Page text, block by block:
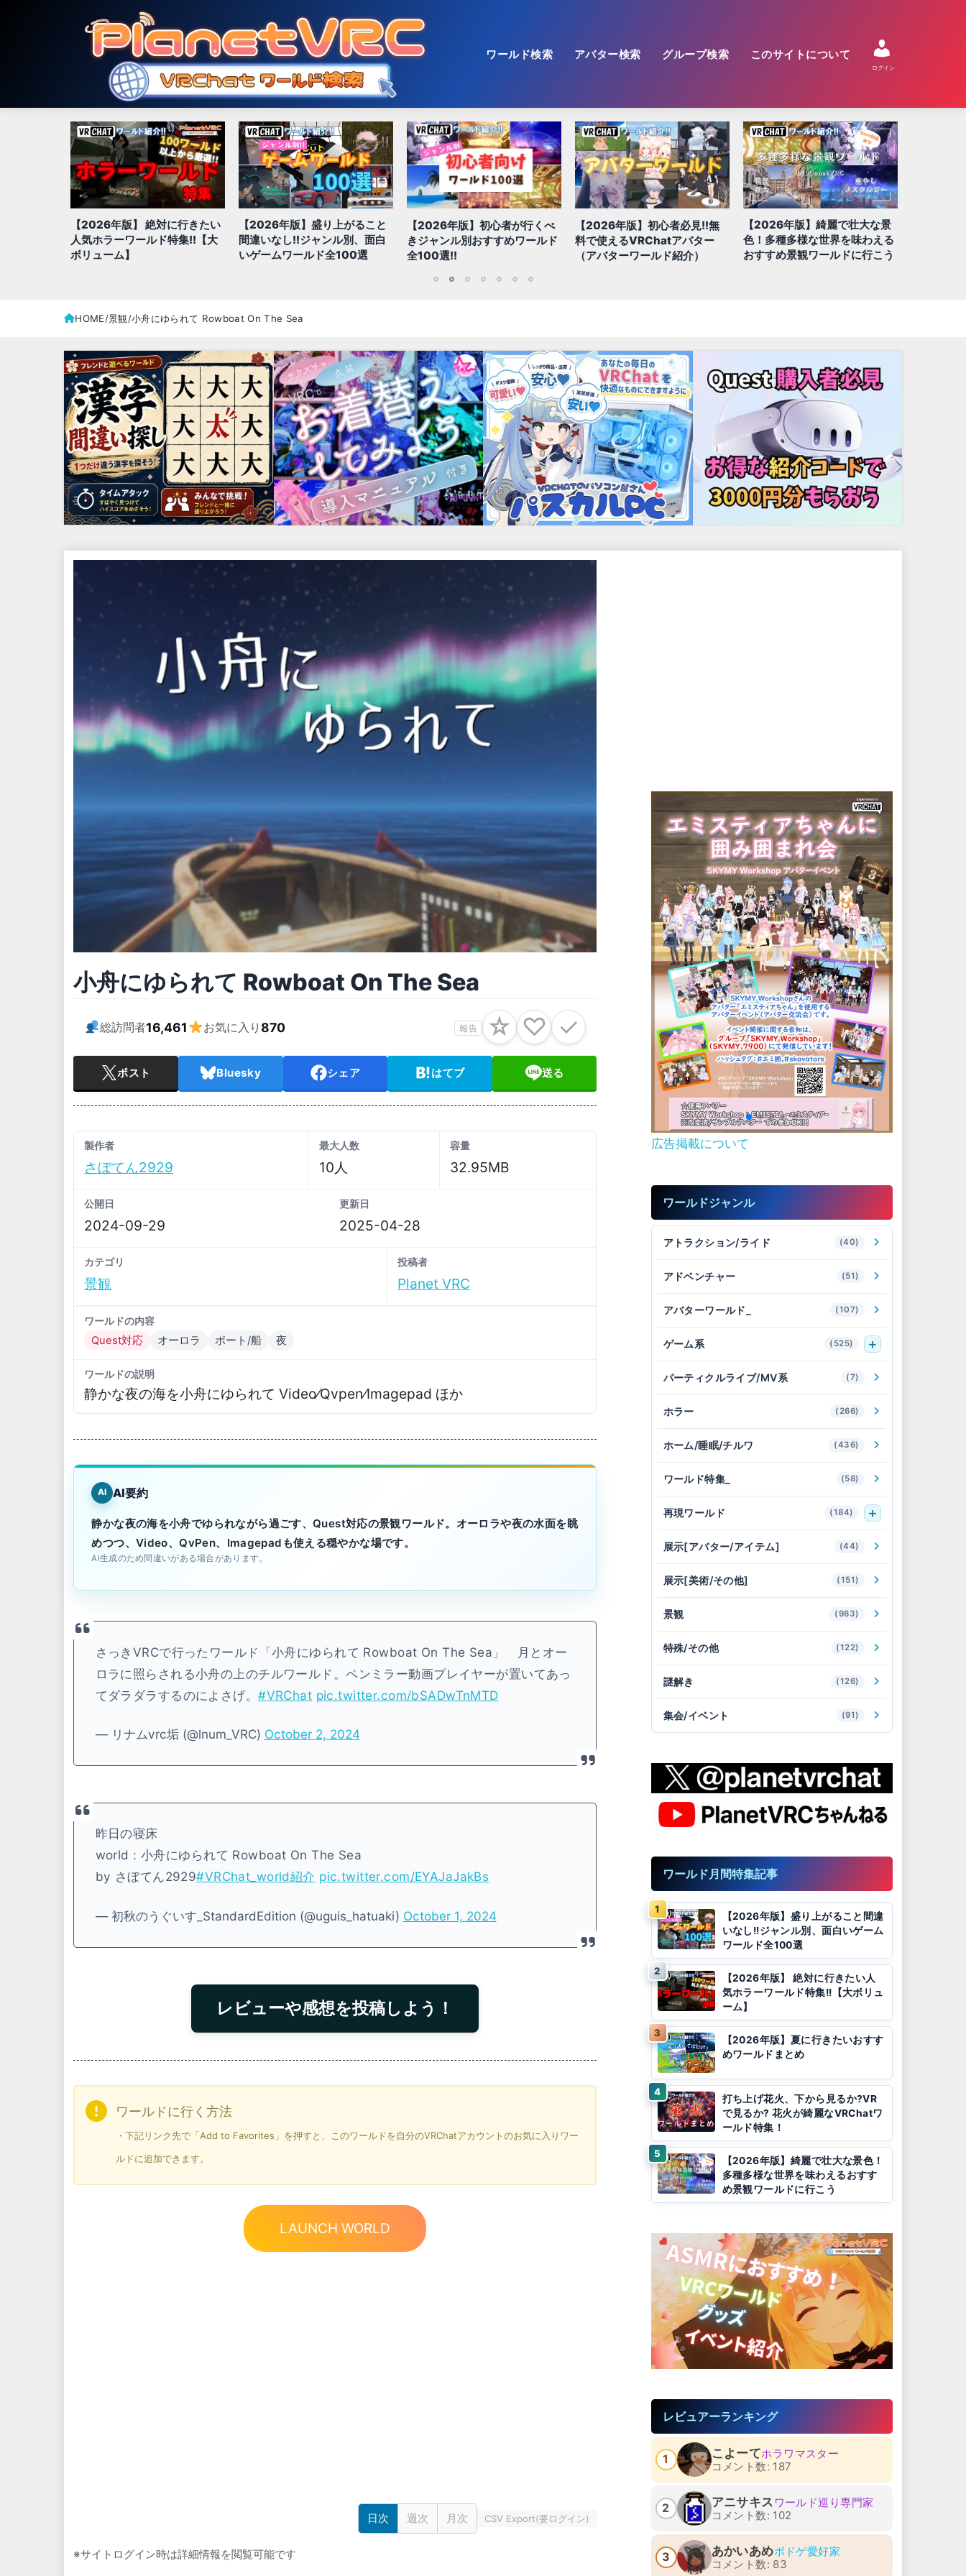
ワールド検索 アバター検索 グループ検索 このサイトについて
ログイン
【2026年版】盛り上がること
間違いなし!!ジャンル別、面白
いゲームワールド全100選
【2026年版】初心者が行くべ
きジャンル別おすすめワールド
全100選!!
【2026年版】初心者必見!!無
料で使えるVRChatアバター
（アバターワールド紹介）
【2026年版】綺麗で壮大な景
色！多種多様な世界を味わえる
おすすめ景観ワールドに行こう
【2026年版】絶対に行きたい
QUEST/スマホ対応ワールド 全
100選!!
HOME 景観 小舟にゆられて Rowboat On The Sea
小舟にゆられて Rowboat On The Sea
総訪問者16,461 お気に入り870 報告 ☆ ♡ ✓
ポスト Bluesky シェア はてブ 送る
製作者
さぼてん2929
最大人数
10人
容量
32.95MB
公開日
2024-09-29
更新日
2025-04-28
カテゴリ
景観
投稿者
Planet VRC
ワールドの内容
Quest対応 オーロラ ボート/船 夜
ワールドの説明
静かな夜の海を小舟にゆられて Video⁄Qvpen⁄Imagepad ほか
AI AI要約
静かな夜の海を小舟でゆられながら過ごす、Quest対応の景観ワールド。オーロラや夜の水面を眺
めつつ、Video、QvPen、Imagepadも使える穏やかな場です。
AI生成のため間違いがある場合があります。
さっきVRCで行ったワールド「小舟にゆられて Rowboat On The Sea」 月とオー
ロラに照らされる小舟の上のチルワールド。ペンミラー動画プレイヤーが置いてあっ
てダラダラするのによさげ。#VRChat pic.twitter.com/bSADwTnMTD
— リナムvrc垢 (@lnum_VRC) October 2, 2024
昨日の寝床
world : 小舟にゆられて Rowboat On The Sea
by さぼてん2929#VRChat_world紹介 pic.twitter.com/EYAJaJakBs
— 初秋のうぐいす_StandardEdition (@uguis_hatuaki) October 1, 2024
レビューや感想を投稿しよう！
ワールドに行く方法
・下記リンク先で「Add to Favorites」を押すと、このワールドを自分のVRChatアカウントのお気に入りワー
ルドに追加できます。
LAUNCH WORLD
日次 週次 月次 CSV Export(要ログイン)
※サイトログイン時は詳細情報を閲覧可能です
広告掲載について
ワールドジャンル
アトラクション/ライド (40)
アドベンチャー (51)
アバターワールド_ (107)
ゲーム系 (525)
パーティクルライブ/MV系 (7)
ホラー (266)
ホーム/睡眠/チルワ (436)
ワールド特集_ (58)
再現ワールド (184)
展示[アバター/アイテム] (44)
展示[美術/その他] (151)
景観 (983)
特殊/その他 (122)
謎解き (126)
集会/イベント (91)
ワールド月間特集記事
【2026年版】盛り上がること間違
いなし!!ジャンル別、面白いゲーム
ワールド全100選
【2026年版】 絶対に行きたい人
気ホラーワールド特集!!【大ボリュ
ーム】
【2026年版】夏に行きたいおすす
めワールドまとめ
打ち上げ花火、下から見るか?VR
で見るか? 花火が綺麗なVRChatワ
ールド特集！
【2026年版】綺麗で壮大な景色！
多種多様な世界を味わえるおすす
め景観ワールドに行こう
レビュアーランキング
1 こよーてホラワマスター
コメント数: 187
2 アニサキス ワールド巡り専門家
コメント数: 102
3 あかいあめボドゲ愛好家
コメント数: 83